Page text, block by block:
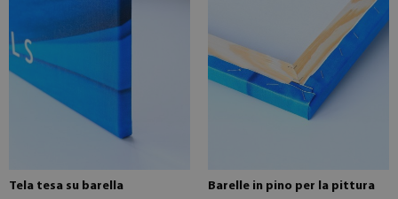
Tela tesa su barella
Barelle in pino per la pittura